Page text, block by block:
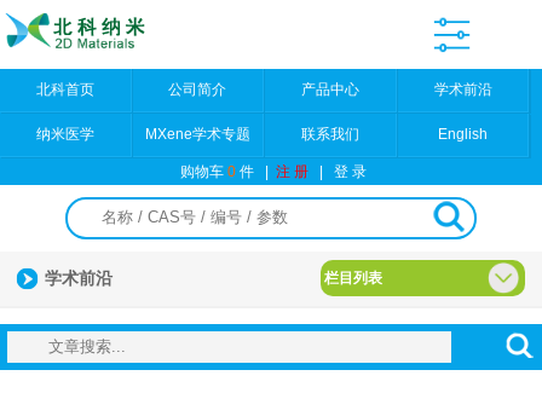
北科首页 公司简介 产品中心 学术前沿
纳米医学 MXene学术专题 联系我们 English
购物车0件 |注 册 |登 录
学术前沿 栏目列表